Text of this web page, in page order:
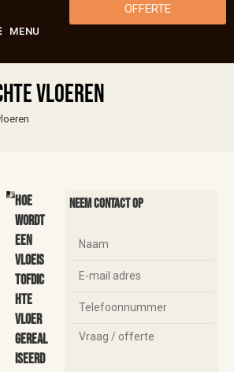
MENU
OFFERTE
vloeren
Hoe
wordt
een
vloeis
tofdic
hte
vloer
gereal
iseerd
Neem contact op